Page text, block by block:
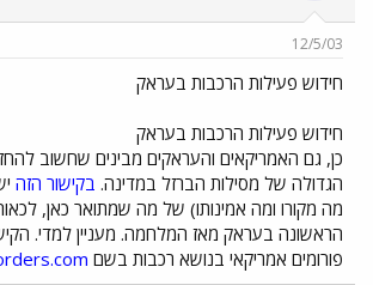
ך
12/5/03
חידוש פעילות הרכבות בעראק
חידוש פעילות הרכבות בעראק
כן, גם האמריקאים והעראקים מבינים שחשוב
הגדולה של מסילות הברזל במדינה. בקישור הזה
מה מקורו ומה אמינותו) של מה שמתואר כאן,
הראשונה בעראק מאז המלחמה. מעניין למדי.
פורומים אמריקאי בנושא רכבות בשם